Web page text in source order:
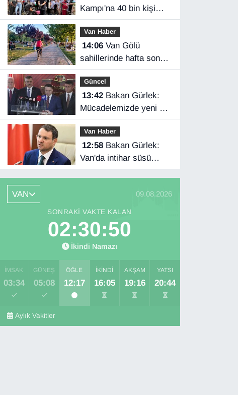
Kampı'na 40 bin kişi
katıldı
Van Haber
14:06Van Gölü
sahillerinde hafta sonu
yoğunluğu
Güncel
13:42Bakan Gürlek:
Mücadelemizde yeni bir
boyuta geçeceğiz
Van Haber
12:58Bakan Gürlek:
Van'da intihar süsü
verilen olay aydınlatıldı
VAN 09.08.2026
SONRAKI VAKTE KALAN
02:30:49
İkindi Namazı
İMSAK
03:34
GÜNEŞ
05:08
ÖĞLE
12:17
İKINDI
16:05
AKŞAM
19:16
YATSI
20:44
Aylık Vakitler